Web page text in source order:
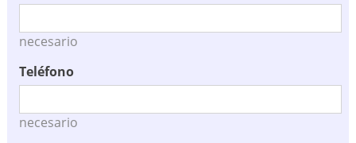
necesario
Teléfono
necesario